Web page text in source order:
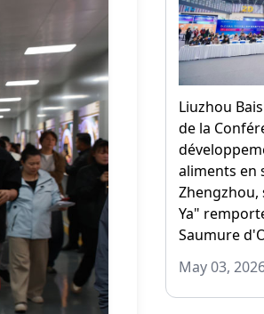
Liuzhou
de la
aliments en
Zhengzhou,
Ya"
Saumure
May 03,